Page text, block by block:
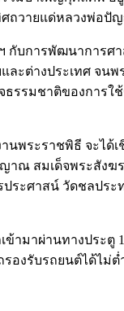
ศถวายแด่หลวงพ่อปั
บการพัฒนาการศ
ะต่างประเทศ จน
รมชาติของการใช้
พระราชพิธี จะไ
าณ สมเด็จพระสัง
ระศาสน์ วัดชลปร
มาผ่านทางประตู
งรับรถยนต์ได้ไม่ต่